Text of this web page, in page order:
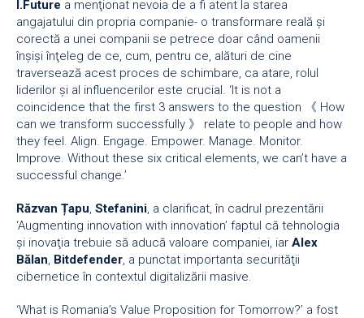
I.Future a menţionat nevoia de a fi atent la starea
angajatului din propria companie- o transformare reală şi
corectă a unei companii se petrece doar când oamenii
înşişi înţeleg de ce, cum, pentru ce, alături de cine
traversează acest proces de schimbare, ca atare, rolul
liderilor şi al influencerilor este crucial. ‘It is not a
coincidence that the first 3 answers to the question 《 How
can we transform successfully 》 relate to people and how
they feel. Align. Engage. Empower. Manage. Monitor.
Improve. Without these six critical elements, we can’t have a
successful change.’
Răzvan Țapu, Stefanini, a clarificat, în cadrul prezentării
‘Augmenting innovation with innovation’ faptul că tehnologia
şi inovaţia trebuie să aducă valoare companiei, iar Alex
Bălan, Bitdefender, a punctat importanta securităţii
cibernetice în contextul digitalizării masive.
‘What is Romania’s Value Proposition for Tomorrow?’ a fost